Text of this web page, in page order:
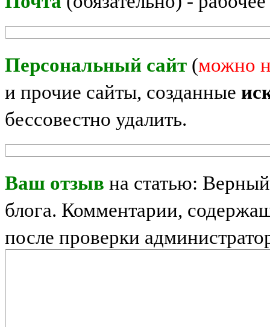
Персональный сайт (можно
и прочие сайты, созданные
бессовестно удалить.
Ваш отзыв на статью:
блога. Комментарии,
после проверки